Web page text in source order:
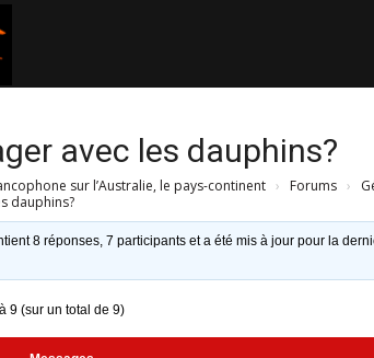
avec les dauphins?
sur l’Australie, le pays-continent › Forums ›
dauphins?
8 réponses, 7 participants et a été mis à jour pour la
9 (sur un total de 9)